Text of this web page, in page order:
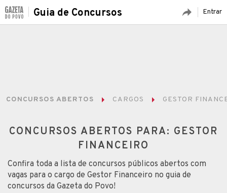
Entrar
Guia de Concursos
CONCURSOS ABERTOS CARGOS GESTOR
CONCURSOS ABERTOS PARA: GESTOR
FINANCEIRO
Confira toda a lista de concursos públicos abertos com
vagas para o cargo de Gestor Financeiro no guia de
concursos da Gazeta do Povo!